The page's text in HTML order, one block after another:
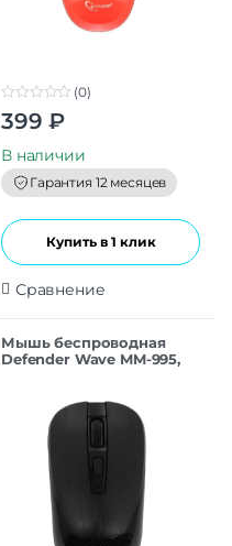
0
o
t
o
f
5
(0)
399 ₽
В наличии
Гарантия 12 месяцев
Купить в 1 клик
Сравнение
Мышь беспроводная
Defender Wave MM-995,